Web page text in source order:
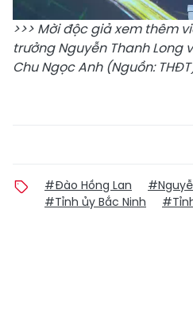
>>> Mời độc giả xem thêm
trưởng Nguyễn Thanh Long
Chu Ngọc Anh (Nguồn:
#Đào Hồng Lan
#Tỉnh ủy Bắc Ninh